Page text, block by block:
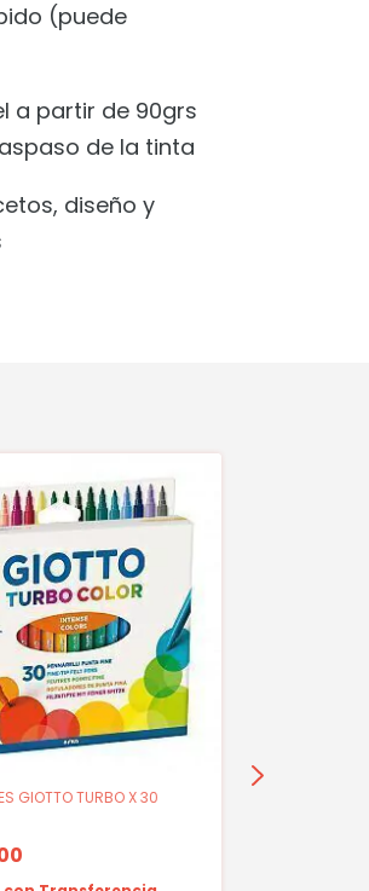
(puede
a partir de 90grs
de la tinta
diseño y
GIOTTO TURBO X 30